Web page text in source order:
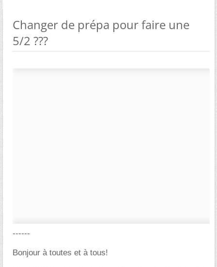
Changer de prépa pour faire une
5/2 ???
------
Bonjour à toutes et à tous!